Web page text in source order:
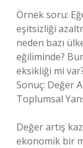
Örnek soru:
eşitsizliği
neden bazı
eğiliminde?
eksikliği mi
Sonuç: Değer
Toplumsal
Değer artış
ekonomik bir